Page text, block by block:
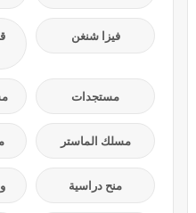
فيزا شنغن
مستجدات
مسلك الماستر
منح دراسية